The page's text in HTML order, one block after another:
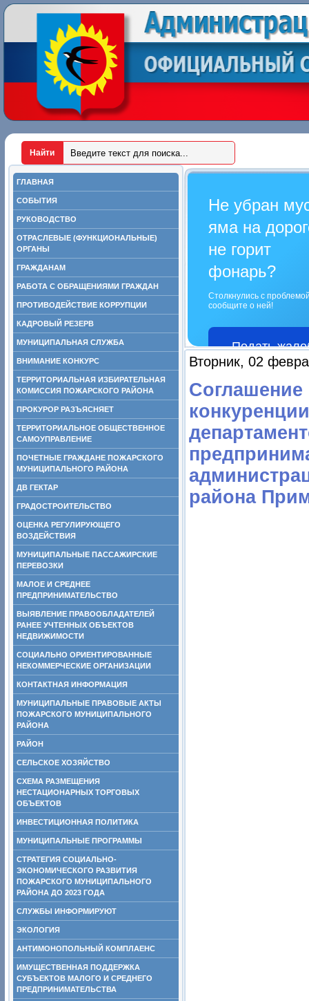
ГЛАВНАЯ
СОБЫТИЯ
РУКОВОДСТВО
ОТРАСЛЕВЫЕ (ФУНКЦИОНАЛЬНЫЕ)
ОРГАНЫ
ГРАЖДАНАМ
РАБОТА С ОБРАЩЕНИЯМИ ГРАЖДАН
ПРОТИВОДЕЙСТВИЕ КОРРУПЦИИ
КАДРОВЫЙ РЕЗЕРВ
МУНИЦИПАЛЬНАЯ СЛУЖБА
ВНИМАНИЕ КОНКУРС
ТЕРРИТОРИАЛЬНАЯ ИЗБИРАТЕЛЬНАЯ
КОМИССИЯ ПОЖАРСКОГО РАЙОНА
ПРОКУРОР РАЗЪЯСНЯЕТ
ТЕРРИТОРИАЛЬНОЕ ОБЩЕСТВЕННОЕ
САМОУПРАВЛЕНИЕ
ПОЧЕТНЫЕ ГРАЖДАНЕ ПОЖАРСКОГО
МУНИЦИПАЛЬНОГО РАЙОНА
ДВ ГЕКТАР
ГРАДОСТРОИТЕЛЬСТВО
ОЦЕНКА РЕГУЛИРУЮЩЕГО
ВОЗДЕЙСТВИЯ
МУНИЦИПАЛЬНЫЕ ПАССАЖИРСКИЕ
ПЕРЕВОЗКИ
МАЛОЕ И СРЕДНЕЕ
ПРЕДПРИНИМАТЕЛЬСТВО
ВЫЯВЛЕНИЕ ПРАВООБЛАДАТЕЛЕЙ
РАНЕЕ УЧТЕННЫХ ОБЪЕКТОВ
НЕДВИЖИМОСТИ
СОЦИАЛЬНО ОРИЕНТИРОВАННЫЕ
НЕКОММЕРЧЕСКИЕ ОРГАНИЗАЦИИ
КОНТАКТНАЯ ИНФОРМАЦИЯ
МУНИЦИПАЛЬНЫЕ ПРАВОВЫЕ АКТЫ
ПОЖАРСКОГО МУНИЦИПАЛЬНОГО
РАЙОНА
РАЙОН
СЕЛЬСКОЕ ХОЗЯЙСТВО
СХЕМА РАЗМЕЩЕНИЯ
НЕСТАЦИОНАРНЫХ ТОРГОВЫХ
ОБЪЕКТОВ
ИНВЕСТИЦИОННАЯ ПОЛИТИКА
МУНИЦИПАЛЬНЫЕ ПРОГРАММЫ
СТРАТЕГИЯ СОЦИАЛЬНО-
ЭКОНОМИЧЕСКОГО РАЗВИТИЯ
ПОЖАРСКОГО МУНИЦИПАЛЬНОГО
РАЙОНА ДО 2023 ГОДА
СЛУЖБЫ ИНФОРМИРУЮТ
ЭКОЛОГИЯ
АНТИМОНОПОЛЬНЫЙ КОМПЛАЕНС
ИМУЩЕСТВЕННАЯ ПОДДЕРЖКА
СУБЪЕКТОВ МАЛОГО И СРЕДНЕГО
ПРЕДПРИНИМАТЕЛЬСТВА
Не убран
яма на
не горит
фонарь?
Столкнулись с
сообщите о ней!
Подать
Вторник, 02
Соглашение
района